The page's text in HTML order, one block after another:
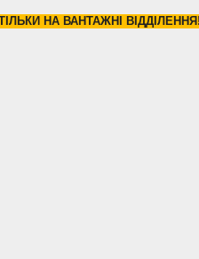
НА ВАНТАЖНІ